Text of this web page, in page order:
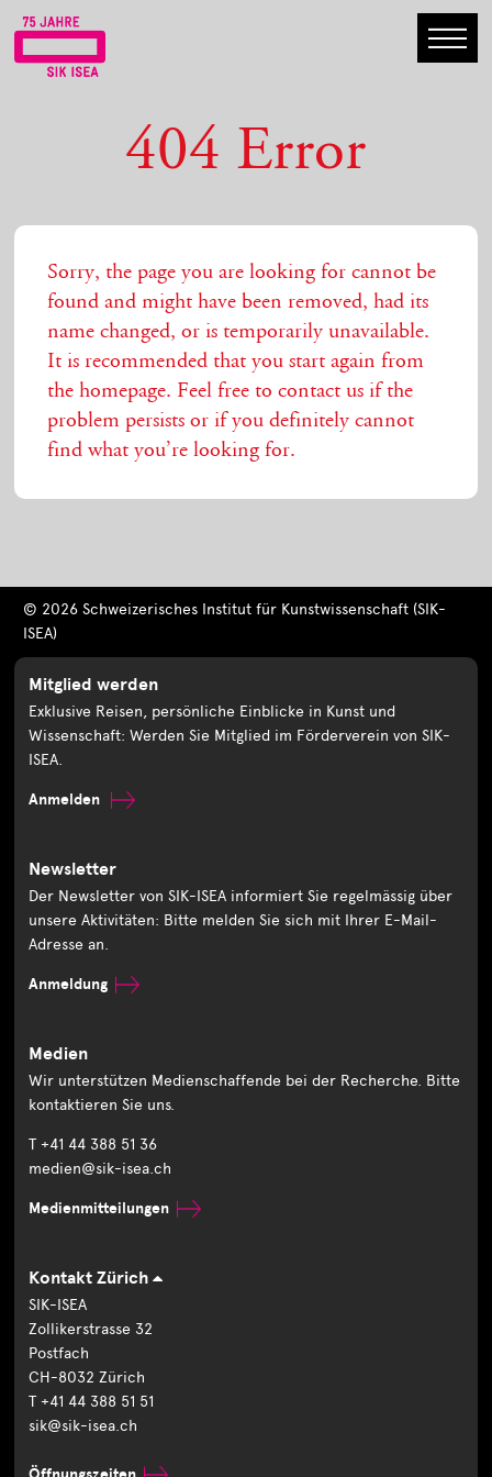
404 Error
Sorry, the page you are looking for cannot be
found and might have been removed, had its
name changed, or is temporarily unavailable.
It is recommended that you start again from
the homepage. Feel free to contact us if the
problem persists or if you definitely cannot
find what you’re looking for.
© 2026 Schweizerisches Institut für Kunstwissenschaft (SIK-
ISEA)
Mitglied werden
Exklusive Reisen, persönliche Einblicke in Kunst und
Wissenschaft: Werden Sie Mitglied im Förderverein von SIK-
ISEA.
Anmelden
Newsletter
Der Newsletter von SIK-ISEA informiert Sie regelmässig über
unsere Aktivitäten: Bitte melden Sie sich mit Ihrer E-Mail-
Adresse an.
Anmeldung
Medien
Wir unterstützen Medienschaffende bei der Recherche. Bitte
kontaktieren Sie uns.
T +41 44 388 51 36
medien@sik-isea.ch
Medienmitteilungen
Kontakt Zürich
SIK-ISEA
Zollikerstrasse 32
Postfach
CH-8032 Zürich
T +41 44 388 51 51
sik@sik-isea.ch